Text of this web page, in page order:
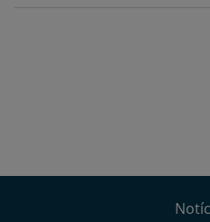
Lituânia
Barbados